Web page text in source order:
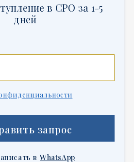
в СРО за 1-5
дней
запрос
в WhatsApp